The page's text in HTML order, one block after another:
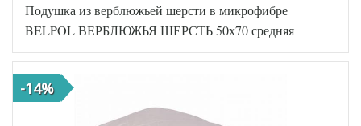
Артикул
AL46070480
11560
Размер
подушки
50х68
Наполнитель
Микрофибра
Подушка из верблюжьей шерсти в микрофибре
BELPOL ВЕРБЛЮЖЬЯ ШЕРСТЬ 50х70 средняя
-14%